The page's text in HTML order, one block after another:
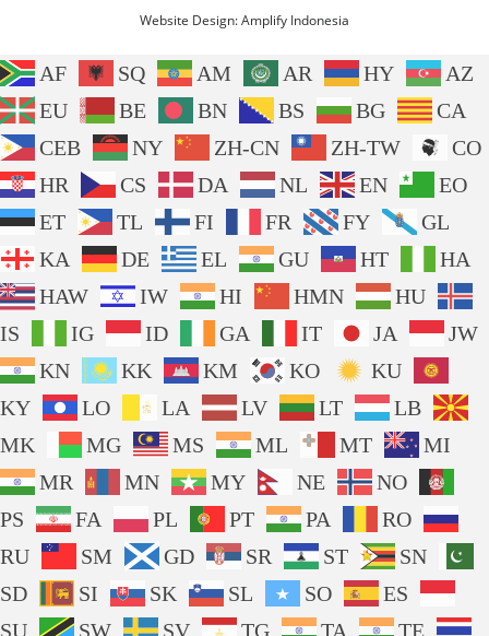
Website Design:Amplify Indonesia
AF SQ AM AR HY
AZ
EU
BE BN BS BG
CA
CEB
NY ZH-CN ZH-TW
CO
HR
CS DA NL EN
EO
ET
TL FI FR FY
GL
KA
DE EL GU HT
HA
HAW
IW HI HMN
HU
IS
IG ID GA IT JA
JW
KN
KK KM KO
KU
KY
LO LA LV LT
LB
MK
MG MS ML MT
MI
MR
MN MY NE
NO
PS
FA PL PT PA
RO
RU
SM GD SR ST
SN
SD
SI SK SL SO
ES
SU
SW SV TG TA TE